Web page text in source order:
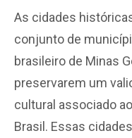
As cidades
conjunto de
brasileiro de Minas
preservarem um
cultural associado
Brasil. Essas